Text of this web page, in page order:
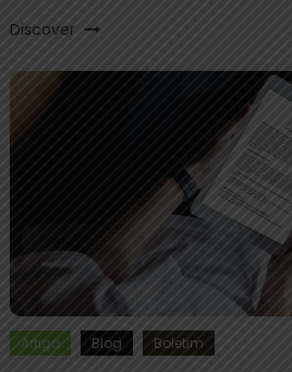
Discover
Artigo Blog Boletim